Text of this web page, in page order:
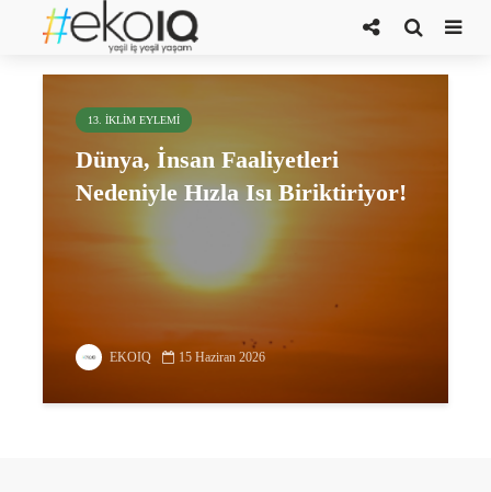
buzların erimesi
13. İKLIM EYLEMI
Dünya, İnsan Faaliyetleri
Nedeniyle Hızla Isı Biriktiriyor!
EKOIQ 15 Haziran 2026